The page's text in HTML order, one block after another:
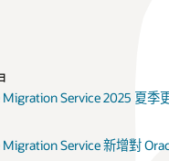
Migration Service 2025 夏季
Migration Service 新增對